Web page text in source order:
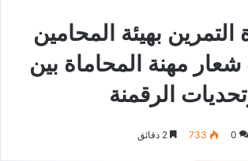
التمرين بهيئة المحامين
مهنة المحاماة بين
الرقمنة
0
733